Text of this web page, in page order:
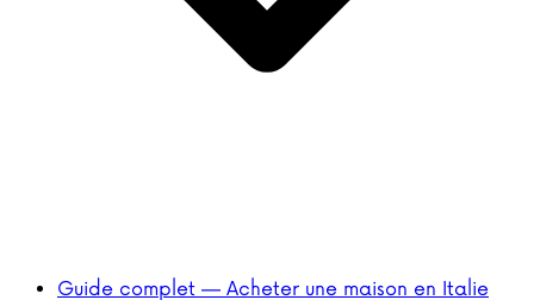
Guide complet — Acheter une maison en Italie